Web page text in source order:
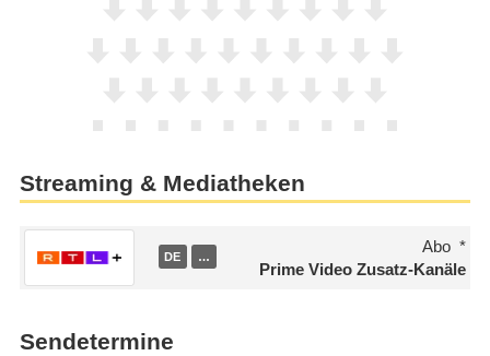
Streaming & Mediatheken
DE …
Abo
Prime Video Zusatz-Kanäle
Sendetermine